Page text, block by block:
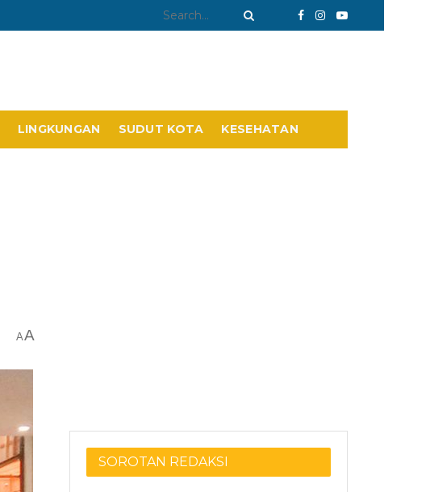
LINGKUNGAN SUDUT KOTA KESEHATAN
AA
SOROTAN REDAKSI